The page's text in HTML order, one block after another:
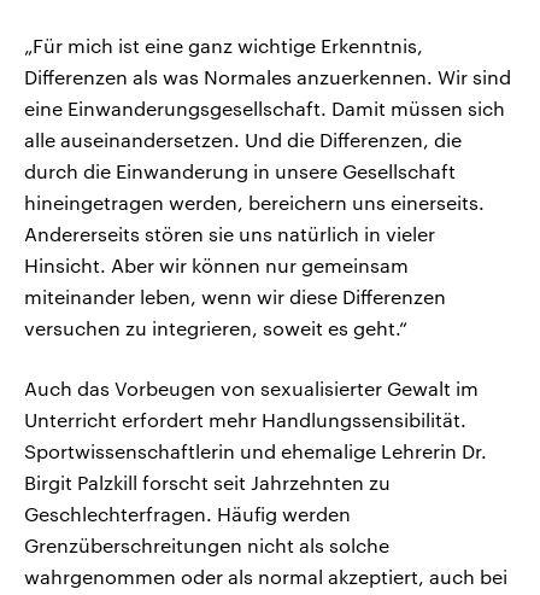
„Für mich ist eine ganz wichtige Erkenntnis,
Differenzen als was Normales anzuerkennen. Wir sind
eine Einwanderungsgesellschaft. Damit müssen sich
alle auseinandersetzen. Und die Differenzen, die
durch die Einwanderung in unsere Gesellschaft
hineingetragen werden, bereichern uns einerseits.
Andererseits stören sie uns natürlich in vieler
Hinsicht. Aber wir können nur gemeinsam
miteinander leben, wenn wir diese Differenzen
versuchen zu integrieren, soweit es geht.“
Auch das Vorbeugen von sexualisierter Gewalt im
Unterricht erfordert mehr Handlungssensibilität.
Sportwissenschaftlerin und ehemalige Lehrerin Dr.
Birgit Palzkill forscht seit Jahrzehnten zu
Geschlechterfragen. Häufig werden
Grenzüberschreitungen nicht als solche
wahrgenommen oder als normal akzeptiert, auch bei